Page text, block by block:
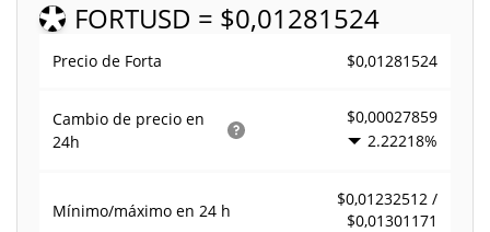
FORTUSD = $0,01281524
Precio de Forta $0,01281524
Cambio de precio en
24h
$0,00027859
2.22218%
Mínimo/máximo en 24 h
$0,01232512 /
$0,01301171